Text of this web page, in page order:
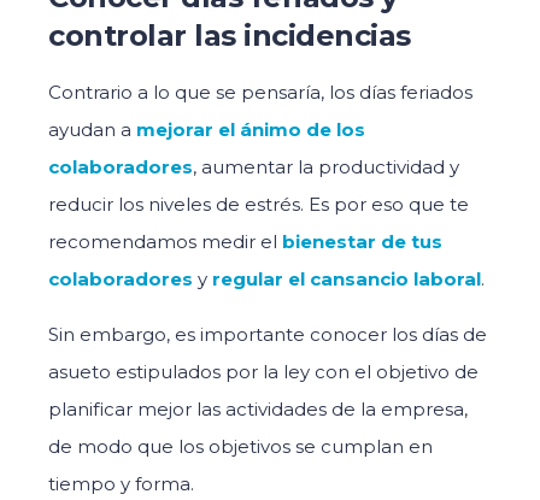
controlar las incidencias
Contrario a lo que se pensaría, los días feriados
ayudan a mejorar el ánimo de los
colaboradores, aumentar la productividad y
reducir los niveles de estrés. Es por eso que te
recomendamos medir el bienestar de tus
colaboradores y regular el cansancio laboral.
Sin embargo, es importante conocer los días de
asueto estipulados por la ley con el objetivo de
planificar mejor las actividades de la empresa,
de modo que los objetivos se cumplan en
tiempo y forma.